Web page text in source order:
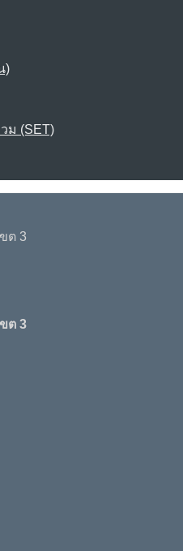
)
ม (SET)
ต 3
ต 3